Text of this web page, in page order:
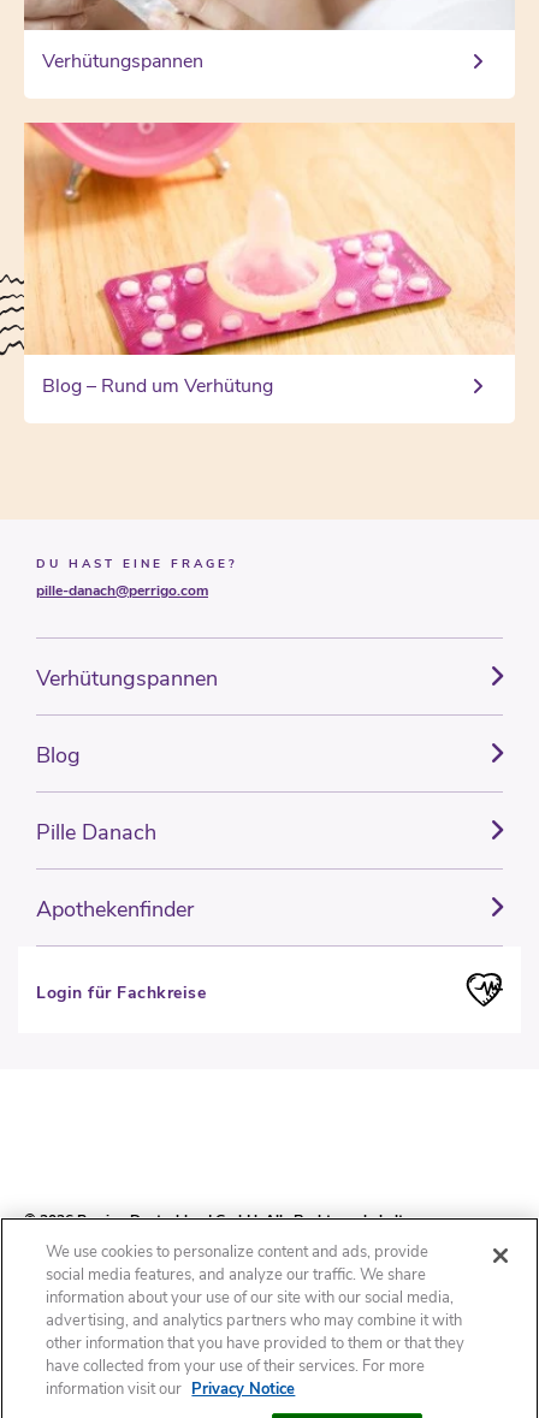
Verhütungspannen
Blog – Rund um Verhütung
DU HAST EINE FRAGE?
pille-danach@perrigo.com
Verhütungspannen
Blog
Pille Danach
Apothekenfinder
Login für Fachkreise
© 2026 Perrigo Deutschland GmbH. Alle Rechte vorbehalten.
ImpressumDatenschutzhinweisCookie-ErklärungCookie-Liste
NutzungsbedingungenCookies Settings
We use cookies to personalize content and ads, provide
social media features, and analyze our traffic. We share
information about your use of our site with our social media,
advertising, and analytics partners who may combine it with
other information that you have provided to them or that they
have collected from your use of their services. For more
information visit our Privacy Notice